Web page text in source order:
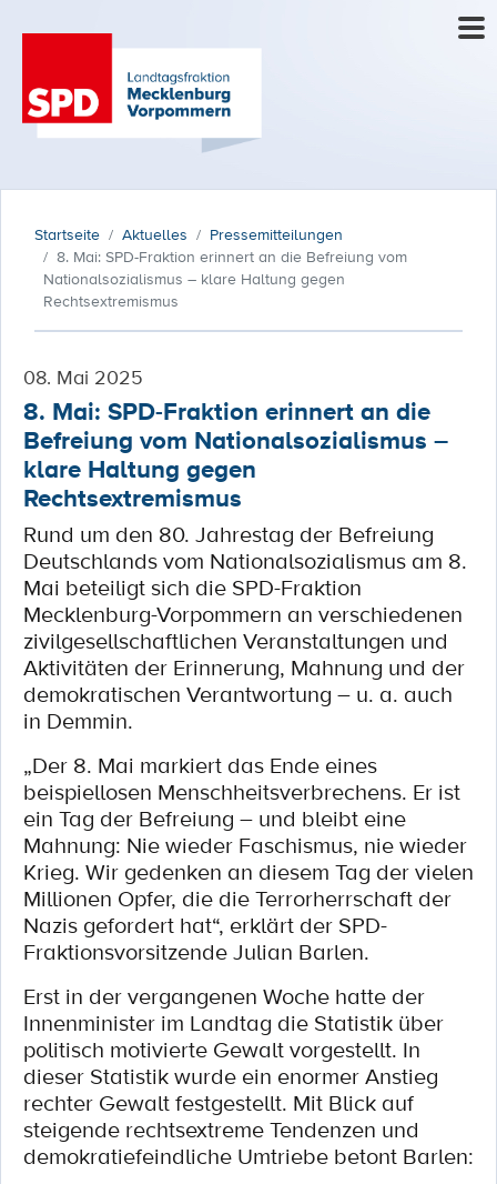
Startseite Aktuelles
Pressemitteilungen
8. Mai: SPD-Fraktion erinnert an die Befreiung vom
Nationalsozialismus – klare Haltung gegen
Rechtsextremismus
08. Mai 2025
8. Mai: SPD-Fraktion erinnert an die
Befreiung vom Nationalsozialismus –
klare Haltung gegen
Rechtsextremismus
Rund um den 80. Jahrestag der Befreiung
Deutschlands vom Nationalsozialismus am 8.
Mai beteiligt sich die SPD-Fraktion
Mecklenburg-Vorpommern an verschiedenen
zivilgesellschaftlichen Veranstaltungen und
Aktivitäten der Erinnerung, Mahnung und der
demokratischen Verantwortung – u. a. auch
in Demmin.
„Der 8. Mai markiert das Ende eines
beispiellosen Menschheitsverbrechens. Er ist
ein Tag der Befreiung – und bleibt eine
Mahnung: Nie wieder Faschismus, nie wieder
Krieg. Wir gedenken an diesem Tag der vielen
Millionen Opfer, die die Terrorherrschaft der
Nazis gefordert hat“, erklärt der SPD-
Fraktionsvorsitzende Julian Barlen.
Erst in der vergangenen Woche hatte der
Innenminister im Landtag die Statistik über
politisch motivierte Gewalt vorgestellt. In
dieser Statistik wurde ein enormer Anstieg
rechter Gewalt festgestellt. Mit Blick auf
steigende rechtsextreme Tendenzen und
demokratiefeindliche Umtriebe betont Barlen: